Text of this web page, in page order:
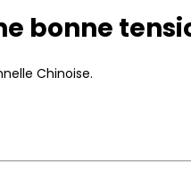
bonne
Chinoise.